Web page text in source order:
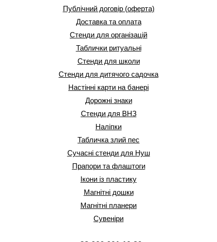
Публічний договір (оферта)
Доставка та оплата
Стенди для організацій
Таблички ритуальні
Стенди для школи
Стенди для дитячого садочка
Настінні карти на банері
Дорожні знаки
Стенди для ВНЗ
Наліпки
Табличка злий пес
Сучасні стенди для Нуш
Прапори та флаштоги
Ікони із пластику
Магнітні дошки
Магнітні планери
Сувеніри